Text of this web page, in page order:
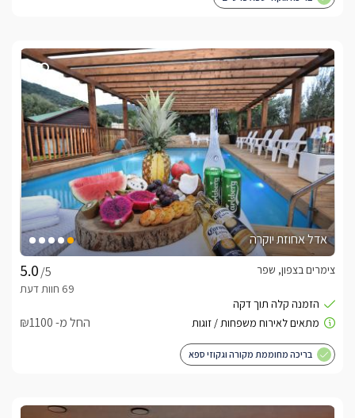
אדל אחוזת יוקרה
/5
צימרים בצפון, שפר
החל מ- ₪1100
בריכה מחוממת מקורה וגקוזי ספא